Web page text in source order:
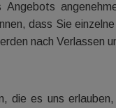
Angebots
dass Sie
nach Verlassen
die es uns